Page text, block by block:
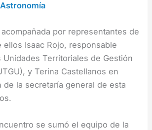
por representantes de
ellos Isaac Rojo, responsable
Unidades Territoriales de Gestión
y Terina Castellanos en
de la secretaría general de esta
se sumó el equipo de la